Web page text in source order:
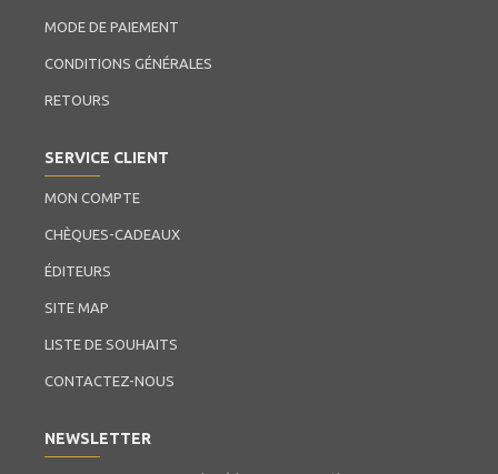
MODE DE PAIEMENT
CONDITIONS GÉNÉRALES
RETOURS
SERVICE CLIENT
MON COMPTE
CHÈQUES-CADEAUX
ÉDITEURS
SITE MAP
LISTE DE SOUHAITS
CONTACTEZ-NOUS
NEWSLETTER